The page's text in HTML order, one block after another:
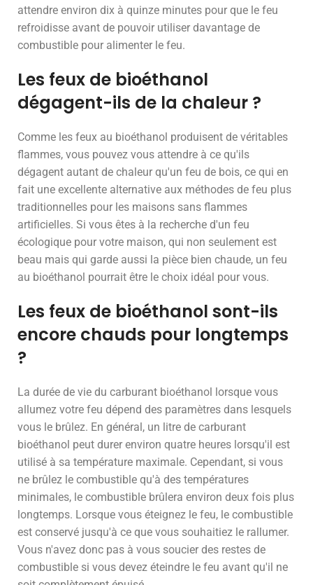
attendre environ dix à quinze minutes pour que le feu
refroidisse avant de pouvoir utiliser davantage de
combustible pour alimenter le feu.
Les feux de bioéthanol
dégagent-ils de la chaleur ?
Comme les feux au bioéthanol produisent de véritables
flammes, vous pouvez vous attendre à ce qu'ils
dégagent autant de chaleur qu'un feu de bois, ce qui en
fait une excellente alternative aux méthodes de feu plus
traditionnelles pour les maisons sans flammes
artificielles. Si vous êtes à la recherche d'un feu
écologique pour votre maison, qui non seulement est
beau mais qui garde aussi la pièce bien chaude, un feu
au bioéthanol pourrait être le choix idéal pour vous.
Les feux de bioéthanol sont-ils
encore chauds pour longtemps
?
La durée de vie du carburant bioéthanol lorsque vous
allumez votre feu dépend des paramètres dans lesquels
vous le brûlez. En général, un litre de carburant
bioéthanol peut durer environ quatre heures lorsqu'il est
utilisé à sa température maximale. Cependant, si vous
ne brûlez le combustible qu'à des températures
minimales, le combustible brûlera environ deux fois plus
longtemps. Lorsque vous éteignez le feu, le combustible
est conservé jusqu'à ce que vous souhaitiez le rallumer.
Vous n'avez donc pas à vous soucier des restes de
combustible si vous devez éteindre le feu avant qu'il ne